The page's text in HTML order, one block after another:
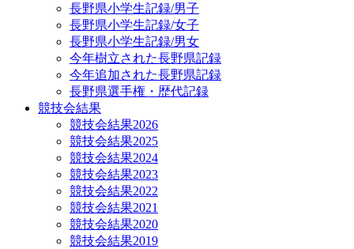
長野県小学生記録/男子
長野県小学生記録/女子
長野県小学生記録/男女
今年樹立された長野県記録
今年追加された長野県記録
長野県選手権・歴代記録
競技会結果
競技会結果2026
競技会結果2025
競技会結果2024
競技会結果2023
競技会結果2022
競技会結果2021
競技会結果2020
競技会結果2019